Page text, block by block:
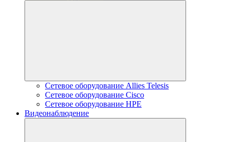
Сетевое оборудование Allies Telesis
Сетевое оборудование Cisco
Сетевое оборудование HPE
Видеонаблюдение